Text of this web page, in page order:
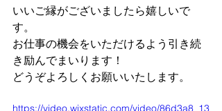
いいご縁がございましたら嬉しいで
す。
お仕事の機会をいただけるよう引き続
き励んでまいります！
どうぞよろしくお願いいたします。
https://video.wixstatic.com/video/86d3a8_13